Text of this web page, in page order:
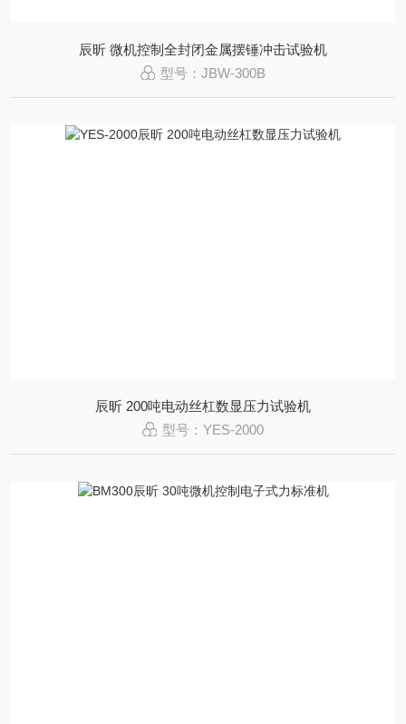
辰昕 微机控制全封闭金属摆锤冲击试验机
型号：JBW-300B
辰昕 200吨电动丝杠数显压力试验机
型号：YES-2000